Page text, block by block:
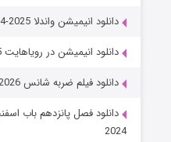
دانلود انیمیشن واندلا WondLa 2024-2025
دانلود انیمیشن در رویاهایت In Your Dreams 2025
دانلود فیلم ضربه شانس Lucky Strike 2026
2024